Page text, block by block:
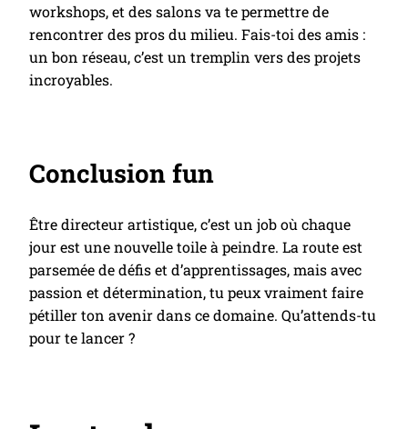
workshops, et des salons va te permettre de
rencontrer des pros du milieu. Fais-toi des amis :
un bon réseau, c’est un tremplin vers des projets
incroyables.
Conclusion fun
Être directeur artistique, c’est un job où chaque
jour est une nouvelle toile à peindre. La route est
parsemée de défis et d’apprentissages, mais avec
passion et détermination, tu peux vraiment faire
pétiller ton avenir dans ce domaine. Qu’attends-tu
pour te lancer ?